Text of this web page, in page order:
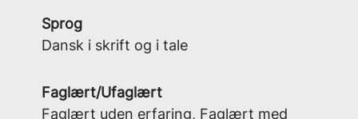
Sprog
Dansk i skrift og i tale
Faglært/Ufaglært
Faglært uden erfaring, Faglært med